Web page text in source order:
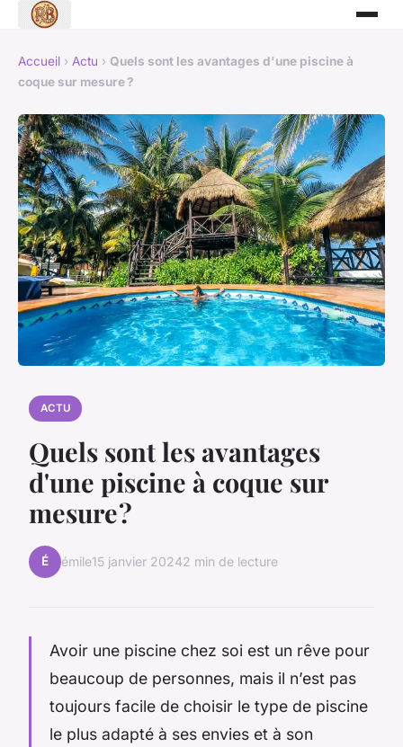
Accueil › Actu › Quels sont les avantages d'une piscine à
coque sur mesure ?
ACTU
Quels sont les avantages
d'une piscine à coque sur
mesure ?
É émile15 janvier 20242 min de lecture
Avoir une piscine chez soi est un rêve pour
beaucoup de personnes, mais il n’est pas
toujours facile de choisir le type de piscine
le plus adapté à ses envies et à son